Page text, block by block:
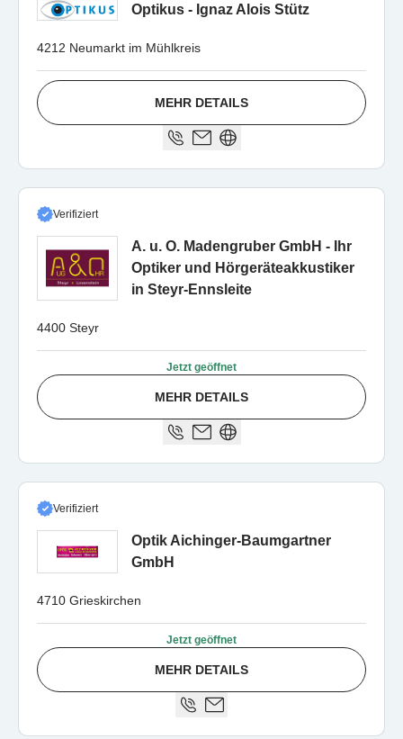
Optikus - Ignaz Alois Stütz
4212 Neumarkt im Mühlkreis
MEHR DETAILS
Verifiziert
A. u. O. Madengruber GmbH - Ihr
Optiker und Hörgeräteakkustiker
in Steyr-Ennsleite
4400 Steyr
Jetzt geöffnet
MEHR DETAILS
Verifiziert
Optik Aichinger-Baumgartner
GmbH
4710 Grieskirchen
Jetzt geöffnet
MEHR DETAILS